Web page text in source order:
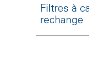
Filtres à
rechange